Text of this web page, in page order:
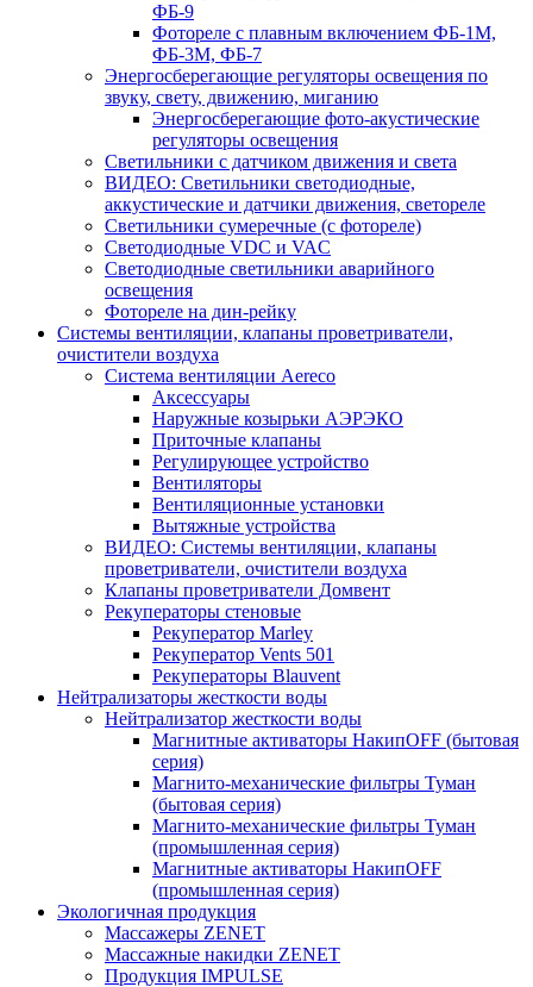
ФБ-9
Фотореле с плавным включением ФБ-1М,
ФБ-3М, ФБ-7
Энергосберегающие регуляторы освещения по
звуку, свету, движению, миганию
Энергосберегающие фото-акустические
регуляторы освещения
Светильники с датчиком движения и света
ВИДЕО: Светильники светодиодные,
аккустические и датчики движения, светореле
Светильники сумеречные (с фотореле)
Светодиодные VDC и VAC
Светодиодные светильники аварийного
освещения
Фотореле на дин-рейку
Системы вентиляции, клапаны проветриватели,
очистители воздуха
Система вентиляции Aereco
Аксессуары
Наружные козырьки АЭРЭКО
Приточные клапаны
Регулирующее устройство
Вентиляторы
Вентиляционные установки
Вытяжные устройства
ВИДЕО: Системы вентиляции, клапаны
проветриватели, очистители воздуха
Клапаны проветриватели Домвент
Рекуператоры стеновые
Рекуператор Marley
Рекуператор Vents 501
Рекуператоры Blauvent
Нейтрализаторы жесткости воды
Нейтрализатор жесткости воды
Магнитные активаторы НакипOFF (бытовая
серия)
Магнито-механические фильтры Туман
(бытовая серия)
Магнито-механические фильтры Туман
(промышленная серия)
Магнитные активаторы НакипOFF
(промышленная серия)
Экологичная продукция
Массажеры ZENET
Массажные накидки ZENET
Продукция IMPULSE